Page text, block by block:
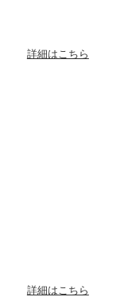
詳細はこちら
詳細はこちら